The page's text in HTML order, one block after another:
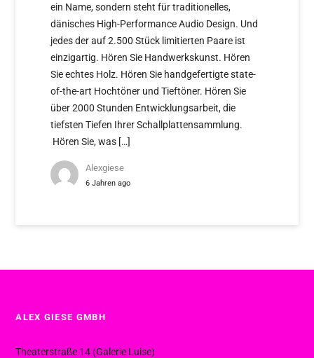
ein Name, sondern steht für traditionelles,
dänisches High-Performance Audio Design. Und
jedes der auf 2.500 Stück limitierten Paare ist
einzigartig. Hören Sie Handwerkskunst. Hören
Sie echtes Holz. Hören Sie handgefertigte state-
of-the-art Hochtöner und Tieftöner. Hören Sie
über 2000 Stunden Entwicklungsarbeit, die
tiefsten Tiefen Ihrer Schallplattensammlung.
Hören Sie, was […]
Alexgiese
6 Jahren ago
ALEX GIESE GMBH
Theaterstraße 14 (Galerie Luise)